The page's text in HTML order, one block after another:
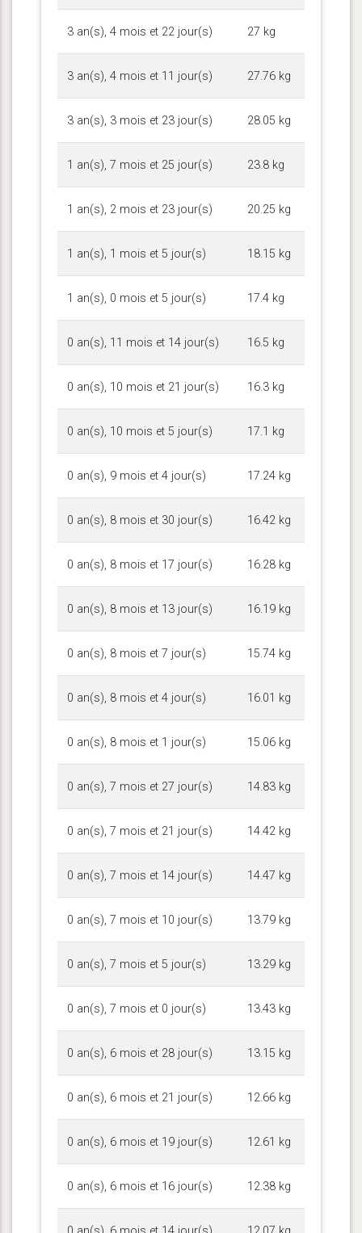
3 an(s), 4 mois et 22 jour(s) 27 kg
3 an(s), 4 mois et 11 jour(s) 27.76 kg
3 an(s), 3 mois et 23 jour(s) 28.05 kg
1 an(s), 7 mois et 25 jour(s) 23.8 kg
1 an(s), 2 mois et 23 jour(s) 20.25 kg
1 an(s), 1 mois et 5 jour(s) 18.15 kg
1 an(s), 0 mois et 5 jour(s) 17.4 kg
0 an(s), 11 mois et 14 jour(s) 16.5 kg
0 an(s), 10 mois et 21 jour(s) 16.3 kg
0 an(s), 10 mois et 5 jour(s) 17.1 kg
0 an(s), 9 mois et 4 jour(s) 17.24 kg
0 an(s), 8 mois et 30 jour(s) 16.42 kg
0 an(s), 8 mois et 17 jour(s) 16.28 kg
0 an(s), 8 mois et 13 jour(s) 16.19 kg
0 an(s), 8 mois et 7 jour(s) 15.74 kg
0 an(s), 8 mois et 4 jour(s) 16.01 kg
0 an(s), 8 mois et 1 jour(s) 15.06 kg
0 an(s), 7 mois et 27 jour(s) 14.83 kg
0 an(s), 7 mois et 21 jour(s) 14.42 kg
0 an(s), 7 mois et 14 jour(s) 14.47 kg
0 an(s), 7 mois et 10 jour(s) 13.79 kg
0 an(s), 7 mois et 5 jour(s) 13.29 kg
0 an(s), 7 mois et 0 jour(s) 13.43 kg
0 an(s), 6 mois et 28 jour(s) 13.15 kg
0 an(s), 6 mois et 21 jour(s) 12.66 kg
0 an(s), 6 mois et 19 jour(s) 12.61 kg
0 an(s), 6 mois et 16 jour(s) 12.38 kg